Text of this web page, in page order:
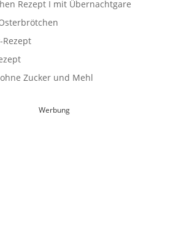
Rezept I mit Übernachtgare
Rezept
Zucker und Mehl
Werbung